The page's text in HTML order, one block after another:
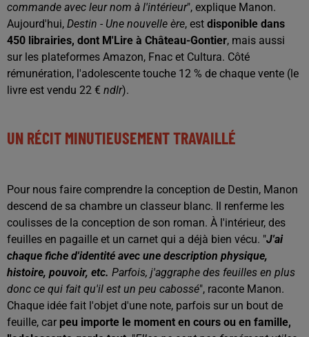
commande avec leur nom à l'intérieur", explique Manon.
Aujourd'hui, Destin - Une nouvelle ère, est disponible dans
450 librairies, dont M'Lire à Château-Gontier, mais aussi
sur les plateformes Amazon, Fnac et Cultura. Côté
rémunération, l'adolescente touche 12 % de chaque vente (le
livre est vendu 22 € ndlr).
UN RÉCIT MINUTIEUSEMENT TRAVAILLÉ
Pour nous faire comprendre la conception de Destin, Manon
descend de sa chambre un classeur blanc. Il renferme les
coulisses de la conception de son roman. À l'intérieur, des
feuilles en pagaille et un carnet qui a déjà bien vécu. "J'ai
chaque fiche d'identité avec une description physique,
histoire, pouvoir, etc. Parfois, j'aggraphe des feuilles en plus
donc ce qui fait qu'il est un peu cabossé", raconte Manon.
Chaque idée fait l'objet d'une note, parfois sur un bout de
feuille, car peu importe le moment en cours ou en famille,